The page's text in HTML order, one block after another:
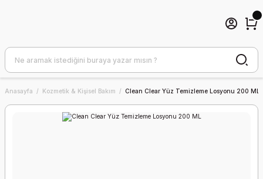
Anasayfa Kozmetik & Kişisel Bakım Clean Clear Yüz Temizleme Losyonu 200 ML